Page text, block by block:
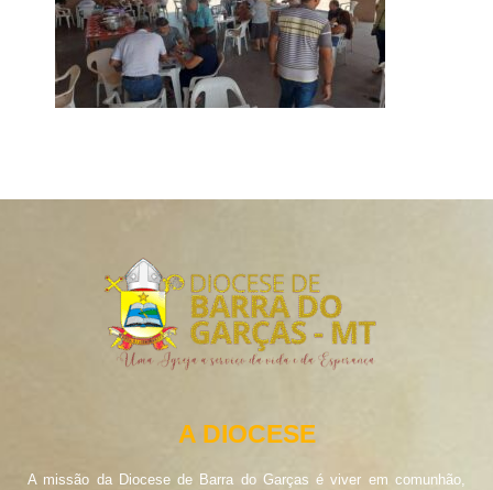
A DIOCESE
A missão da Diocese de Barra do Garças é viver em comunhão,